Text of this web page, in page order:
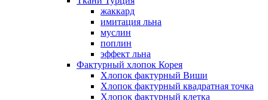
жаккард
имитация льна
муслин
поплин
эффект льна
Фактурный хлопок Корея
Хлопок фактурный Виши
Хлопок фактурный квадратная точка
Хлопок фактурный клетка